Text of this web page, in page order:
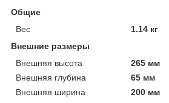
Общие
Вес
1.14 кг
Внешние размеры
Внешняя высота
265 мм
Внешняя глубина
65 мм
Внешняя ширина
200 мм